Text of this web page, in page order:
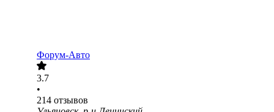
Форум-Авто
3.7
•
214 отзывов